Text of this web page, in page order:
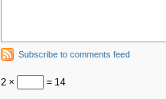
Subscribe to comments feed
2 × = 14